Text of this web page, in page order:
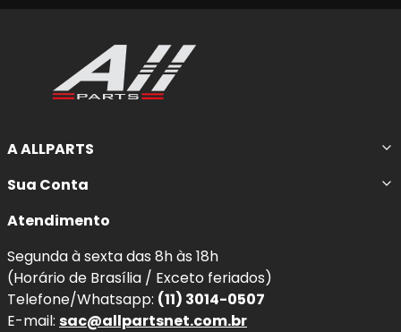
A ALLPARTS
Sua Conta
Atendimento
Segunda à sexta das 8h às 18h
(Horário de Brasília / Exceto feriados)
Telefone/Whatsapp: (11) 3014-0507
E-mail: sac@allpartsnet.com.br